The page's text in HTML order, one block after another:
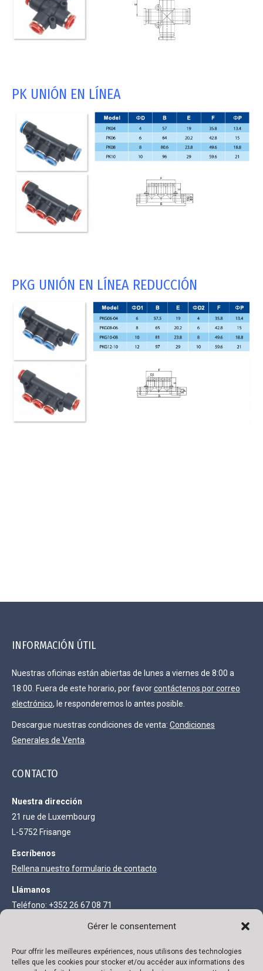
Gérer le consentement
Pour offrir les meilleures expériences, nous utilisons des technologies
telles que les cookies pour stocker et/ou accéder aux informations des
PK UNIÓN EN LÍNEA
PKG UNIÓN EN LÍNEA REDUCCIÓN
INFORMACIÓN ÚTIL
Nuestras oficinas están abiertas de lunes a viernes de 8:00 a
18:00. Fuera de este horario, por favorcontáctenos por correo
electrónico, le responderemos lo antes posible.
Descargue nuestras condiciones de venta: Condiciones
Generales de Venta.
CONTACTO
Nuestra dirección
21 rue de Luxembourg
L-5752 Frisange
Escríbenos
Rellena nuestro formulario de contacto
Llámanos
Teléfono: +352 26 67 08 71
Fax: +352 27 68 73 93
INFORMACIÓN LEGAL